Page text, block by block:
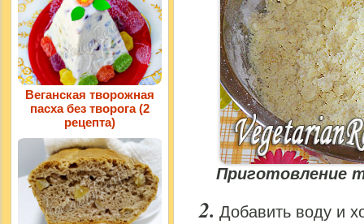
Приготовление
Добавить воду и
Веганская творожная
пасха без творога (2
рецепта)